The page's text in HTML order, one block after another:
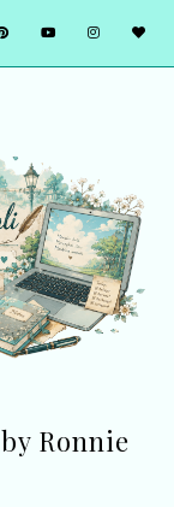
Ronnie